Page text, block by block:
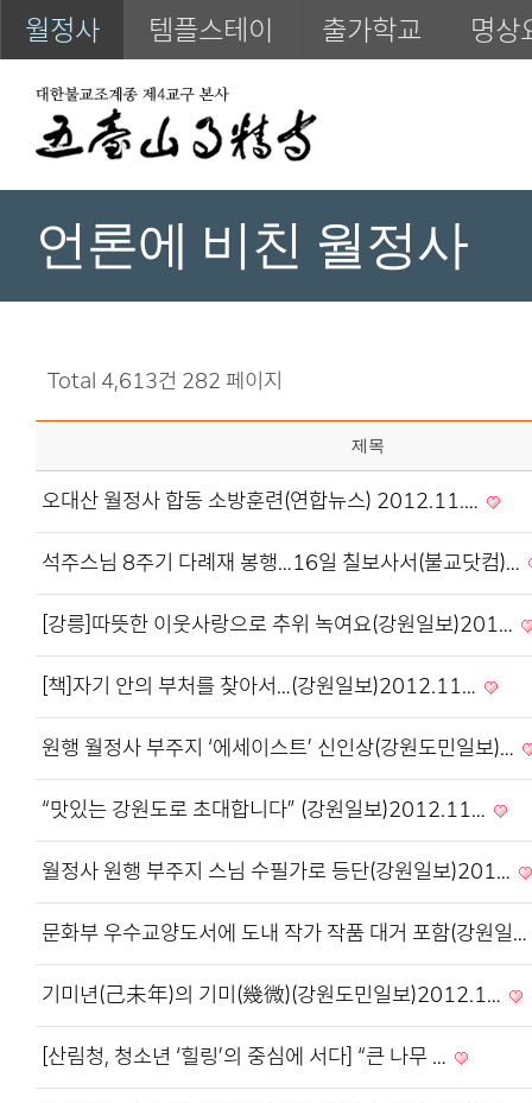
월정사 템플스테이 출가학교 명상
언론에 비친 월정사
Total 4,613건 282 페이지
제목
오대산 월정사 합동 소방훈련(연합뉴스) 2012.11.…
석주스님 8주기 다례재 봉행…16일 칠보사서(불교닷컴)…
[강릉]따뜻한 이웃사랑으로 추위 녹여요(강원일보)201…
[책]자기 안의 부처를 찾아서…(강원일보)2012.11…
원행 월정사 부주지 ‘에세이스트’ 신인상(강원도민일보)…
“맛있는 강원도로 초대합니다” (강원일보)2012.11…
월정사 원행 부주지 스님 수필가로 등단(강원일보)201…
문화부 우수교양도서에 도내 작가 작품 대거 포함(강원일…
기미년(己未年)의 기미(幾微)(강원도민일보)2012.1…
[산림청, 청소년 ‘힐링’의 중심에 서다] “큰 나무 …